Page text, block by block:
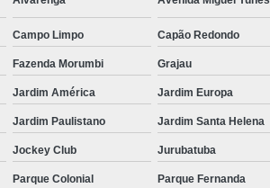
Campo Limpo Capão Redondo
Fazenda Morumbi Grajau
Jardim América Jardim Europa
Jardim Paulistano Jardim Santa Helena
Jockey Club Jurubatuba
Parque Colonial Parque Fernanda